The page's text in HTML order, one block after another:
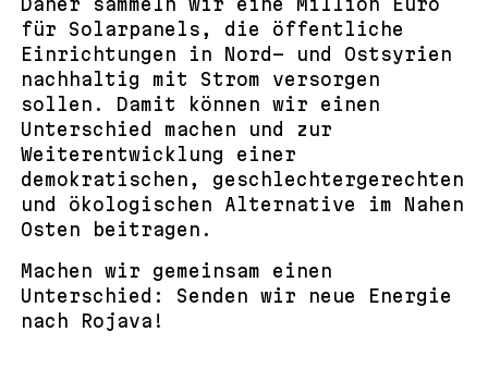
für Solarpanels, die öffentliche
Einrichtungen in Nord- und Ostsyrien
nachhaltig mit Strom versorgen
sollen. Damit können wir einen
Unterschied machen und zur
Weiterentwicklung einer
demokratischen, geschlechtergerechten
und ökologischen Alternative im Nahen
Osten beitragen.
Machen wir gemeinsam einen
Unterschied: Senden wir neue Energie
nach Rojava!